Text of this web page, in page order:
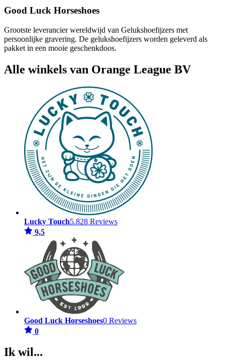
Good Luck Horseshoes
Grootste leverancier wereldwijd van Gelukshoefijzers met
persoonlijke gravering. De gelukshoefijzers worden geleverd als
pakket in een mooie geschenkdoos.
Alle winkels van Orange League BV
Lucky Touch5.828 Reviews
9,5
Good Luck Horseshoes0 Reviews
0
Ik wil...